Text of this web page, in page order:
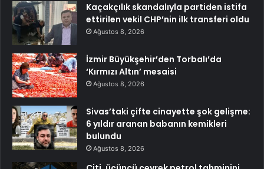
Kaçakçılık skandalıyla partiden istifa
ettirilen vekil CHP’nin ilk transferi oldu
Ağustos 8, 2026
İzmir Büyükşehir’den Torbalı’da
‘Kırmızı Altın’ mesaisi
Ağustos 8, 2026
Sivas’taki çifte cinayette şok gelişme:
6 yıldır aranan babanın kemikleri
bulundu
Ağustos 8, 2026